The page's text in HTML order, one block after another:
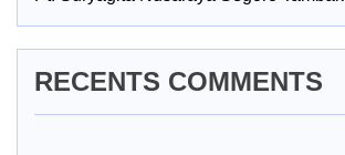
RECENTS COMMENTS